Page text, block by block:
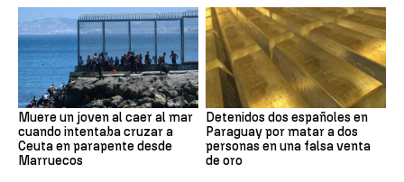
Muere un joven al caer al mar
cuando intentaba cruzar a
Ceuta en parapente desde
Marruecos
Detenidos dos españoles en
Paraguay por matar a dos
personas en una falsa venta
de oro